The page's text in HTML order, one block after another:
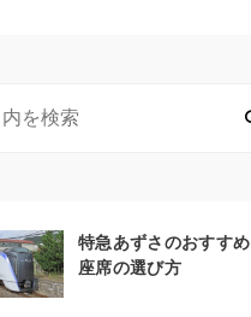
特急あずさのおすすめ
座席の選び方